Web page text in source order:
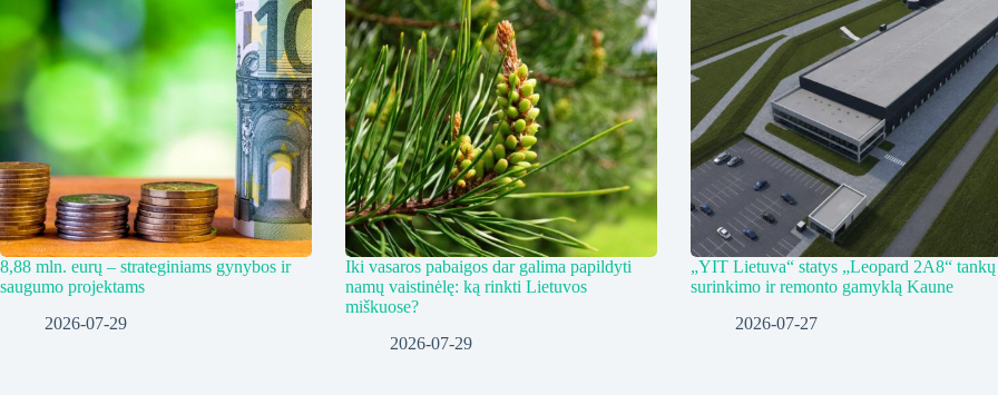
8,88 mln. eurų – strateginiams gynybos ir
saugumo projektams
2026-07-29
Iki vasaros pabaigos dar galima papildyti
namų vaistinėlę: ką rinkti Lietuvos
miškuose?
2026-07-29
„YIT Lietuva“ statys „Leopard 2A8“ tankų
surinkimo ir remonto gamyklą Kaune
2026-07-27